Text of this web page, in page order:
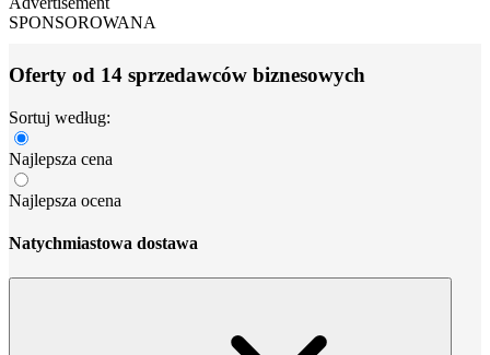
SPONSOROWANA
Oferty od 14 sprzedawców biznesowych
Sortuj według:
Najlepsza cena
Najlepsza ocena
Natychmiastowa dostawa